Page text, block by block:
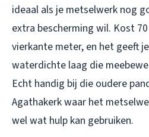
ideaal als je metselwerk nog
extra bescherming wil. Kost
vierkante meter, en het geeft
waterdichte laag die
Echt handig bij die oudere
Agathakerk waar het
wel wat hulp kan gebruiken.